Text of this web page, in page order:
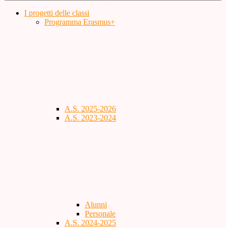
I progetti delle classi
Programma Erasmus+
A.S. 2025-2026
A.S. 2023-2024
Alunni
Personale
A.S. 2024-2025